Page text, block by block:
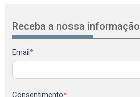
Receba a nossa informação
Newsletter
Email*
Consentimento*